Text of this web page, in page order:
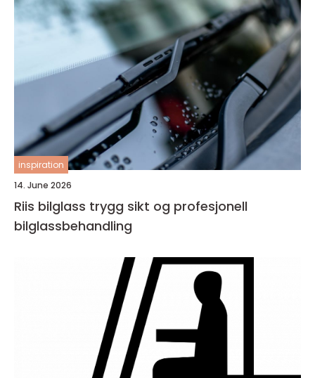
inspiration
14. June 2026
Riis bilglass trygg sikt og profesjonell
bilglassbehandling